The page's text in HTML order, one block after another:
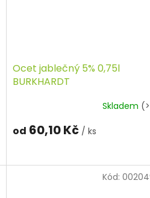
Ocet jablečný 5% 0,75l
BURKHARDT
Skladem
od 60,10 Kč / ks
Kód: